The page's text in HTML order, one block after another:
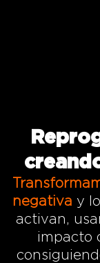
negativa y
activan,
impacto